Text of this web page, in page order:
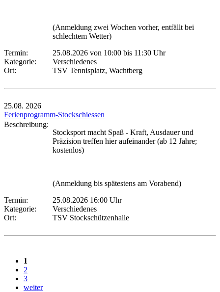
(Anmeldung zwei Wochen vorher, entfällt bei
schlechtem Wetter)
Termin:
25.08.2026 von 10:00 bis 11:30 Uhr
Kategorie:
Verschiedenes
Ort:
TSV Tennisplatz, Wachtberg
25.08. 2026
Ferienprogramm-Stockschiessen
Beschreibung:
Stocksport macht Spaß - Kraft, Ausdauer und
Präzision treffen hier aufeinander (ab 12 Jahre;
kostenlos)
(Anmeldung bis spätestens am Vorabend)
Termin:
25.08.2026 16:00 Uhr
Kategorie:
Verschiedenes
Ort:
TSV Stockschützenhalle
1
2
3
weiter